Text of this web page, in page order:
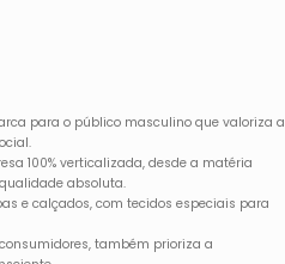
para o público masculino que valoriza a
100% verticalizada, desde a matéria
absoluta.
e calçados, com tecidos especiais para
também prioriza a